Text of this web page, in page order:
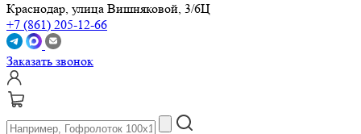
Краснодар, улица Вишняковой, 3/6Ц
+7 (861) 205-12-66
Заказать звонок